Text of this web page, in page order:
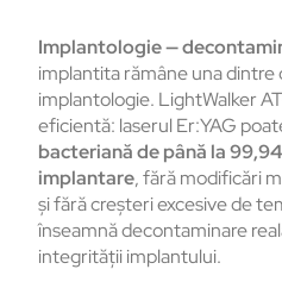
Implantologie —
implantita rămâne una dintre
implantologie. LightWalker
eficientă: laserul Er:YAG
bacteriană de până la
implantare, fără modificări
și fără creșteri excesive de
înseamnă decontaminare
integrității implantului.